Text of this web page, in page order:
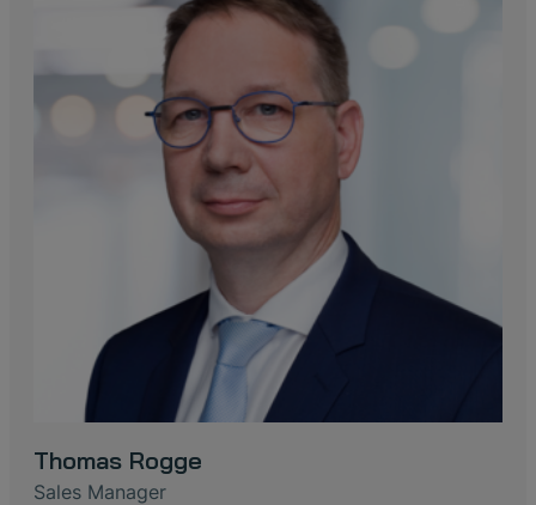
Thomas Rogge
Sales Manager